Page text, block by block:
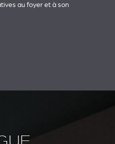
au foyer et à son